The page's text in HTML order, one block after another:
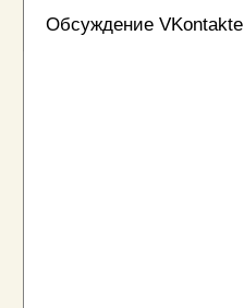
Обсуждение VKontakte